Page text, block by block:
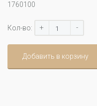
1760100
Кол-во: + -
Добавить в корзину